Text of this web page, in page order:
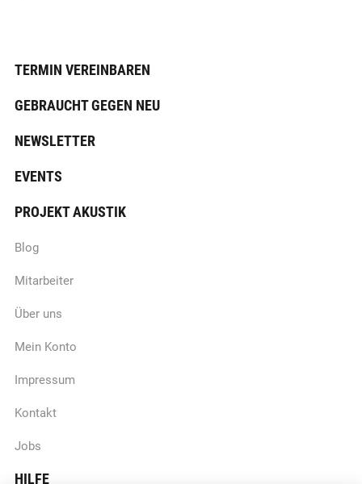
TERMIN VEREINBAREN
GEBRAUCHT GEGEN NEU
NEWSLETTER
EVENTS
PROJEKT AKUSTIK
Blog
Mitarbeiter
Über uns
Mein Konto
Impressum
Kontakt
Jobs
HILFE